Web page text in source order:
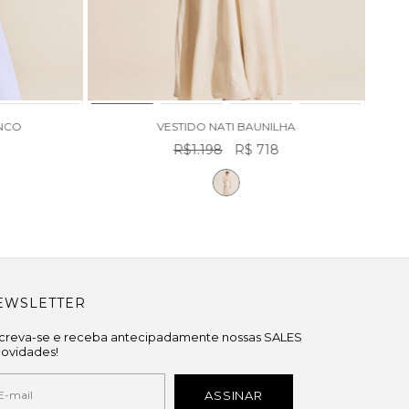
VESTIDO NATI BAUNILHA
R$1.198 R$ 718
se e receba antecipadamente nossas SALES